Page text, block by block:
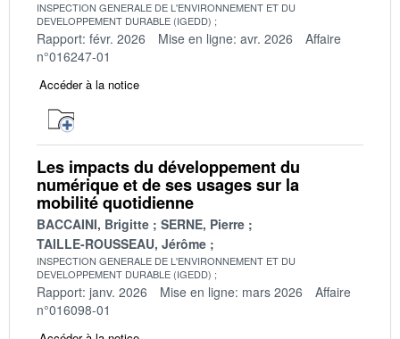
INSPECTION GENERALE DE L'ENVIRONNEMENT ET DU
DEVELOPPEMENT DURABLE (IGEDD)
Rapport: févr. 2026 Mise en ligne: avr. 2026
Affaire
n°016247-01
Accéder à la notice
Les impacts du développement du
numérique et de ses usages sur la
mobilité quotidienne
BACCAINI, Brigitte
SERNE, Pierre
TAILLE-ROUSSEAU, Jérôme
INSPECTION GENERALE DE L'ENVIRONNEMENT ET DU
DEVELOPPEMENT DURABLE (IGEDD)
Rapport: janv. 2026 Mise en ligne: mars 2026
Affaire
n°016098-01